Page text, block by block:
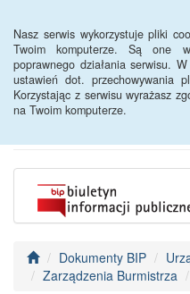
Nasz serwis wykorzystuje pliki
Twoim komputerze. Są one
poprawnego działania serwisu.
ustawień dot. przechowywania
Korzystając z serwisu wyrażasz
na Twoim komputerze.
BIP -
Dokumenty BIP
Zarządzenia Burmistrza